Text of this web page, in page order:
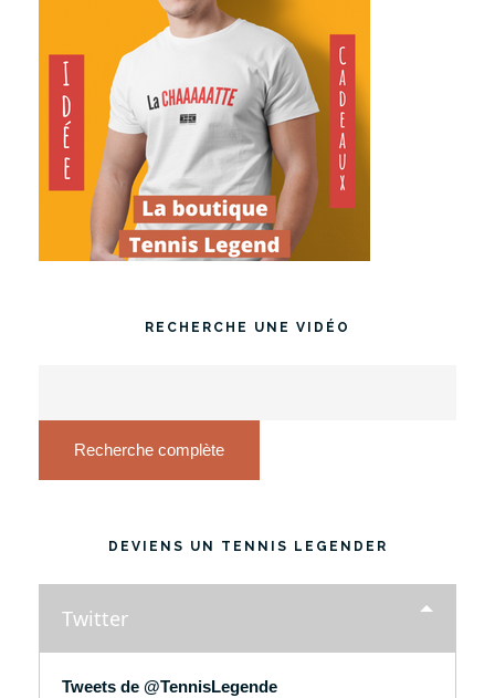
RECHERCHE UNE VIDÉO
Recherche complète
DEVIENS UN TENNIS LEGENDER
Twitter
Tweets de @TennisLegende